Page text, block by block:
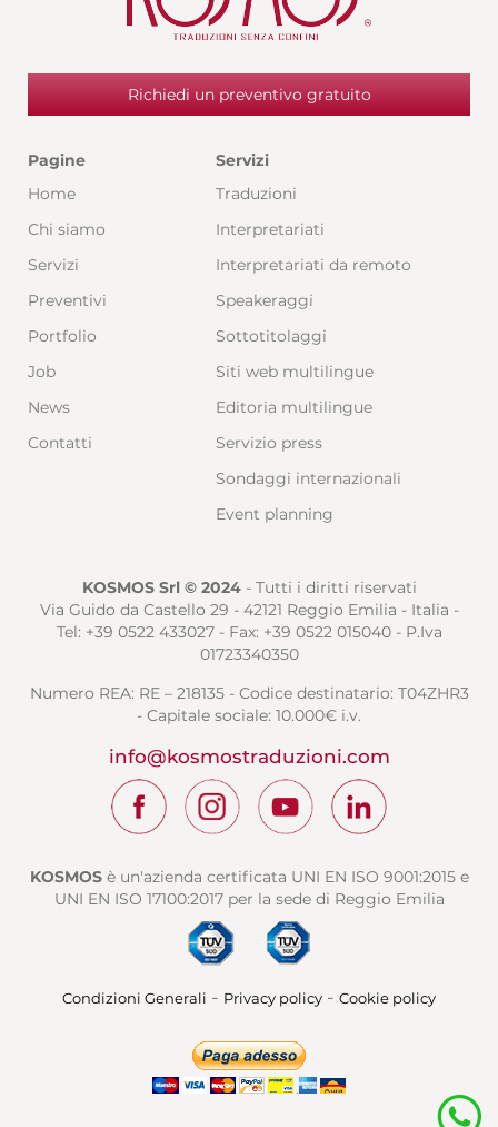
Richiedi un preventivo gratuito
Pagine
Home
Chi siamo
Servizi
Preventivi
Portfolio
Job
News
Contatti
Servizi
Traduzioni
Interpretariati
Interpretariati da remoto
Speakeraggi
Sottotitolaggi
Siti web multilingue
Editoria multilingue
Servizio press
Sondaggi internazionali
Event planning
KOSMOS Srl © 2024- Tutti i diritti riservati
Via Guido da Castello 29 - 42121 Reggio Emilia - Italia -
Tel: +39 0522 433027 - Fax: +39 0522 015040 - P.Iva
01723340350
Numero REA: RE – 218135 - Codice destinatario: T04ZHR3
- Capitale sociale: 10.000€ i.v.
info@kosmostraduzioni.com
KOSMOSè un'azienda certificata UNI EN ISO 9001:2015 e
UNI EN ISO 17100:2017 per la sede di Reggio Emilia
Condizioni Generali - Privacy policy - Cookie policy